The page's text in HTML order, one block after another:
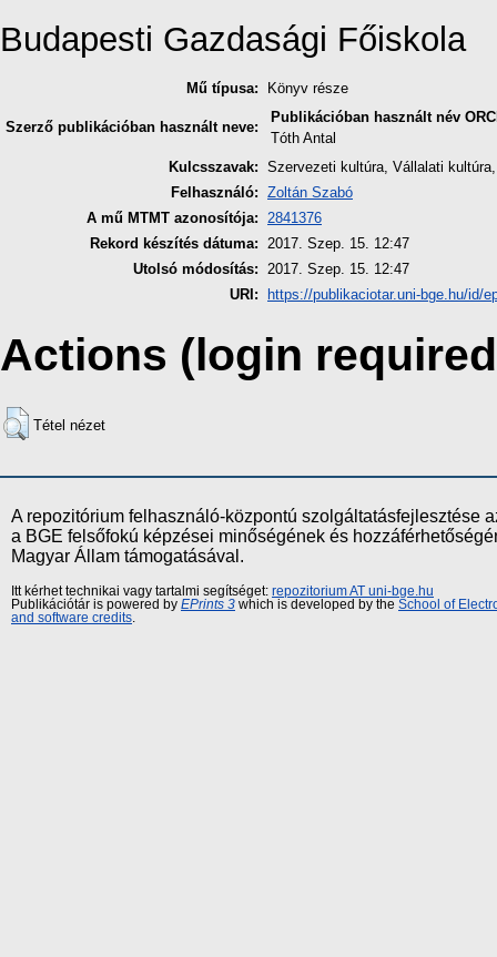
Budapesti Gazdasági Főiskola
Mű típusa: Könyv része
Szerző publikációban használt neve:
Publikációban használt név
Tóth Antal
Kulcsszavak: Szervezeti kultúra, Vállalati
Felhasználó: Zoltán Szabó
A mű MTMT azonosítója: 2841376
Rekord készítés dátuma: 2017. Szep. 15. 12:47
Utolsó módosítás: 2017. Szep. 15. 12:47
URI:
https://publikaciotar.uni-bge.hu/id/
Actions (login
Tétel nézet
A repozitórium felhasználó-központú szolgáltatásfejlesztése
a BGE felsőfokú képzései minőségének és
Magyar Állam támogatásával.
Itt kérhet technikai vagy tartalmi segítséget: repozitorium AT uni-bge.hu
Publikációtár is powered by EPrints 3 which is developed by the School of
and software credits